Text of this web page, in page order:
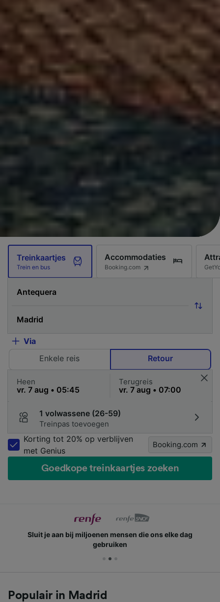
Treinkaartjes
Trein en bus
Accommodaties
Booking.com
Via
Enkele reis
Retour
Heen Terugreis
1 volwassene (26-59)
Treinpas toevoegen
Korting tot 20% op verblijven
met Genius
Booking.com
Goedkope treinkaartjes zoeken
Sluit je aan bij miljoenen mensen die ons elke dag
gebruiken
Populair in Madrid